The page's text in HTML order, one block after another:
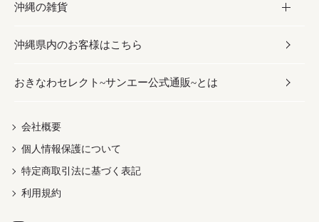
乾物／粉類
しょうゆ
みそ
だし／スパイス／島唐辛子
伝統菓子
スナック
おつまみ
紅芋
ビール・チューハイ
ワイン・ウィスキー・カクテル
ドリンク
茶葉
スキンケア
ボディケア
ヘアケア
UVケア
かりゆしウェア
メンズ
レディース
沖縄の雑貨
雑貨
沖縄ファッション
伝統工芸品
沖縄県内のお客様はこちら
おきなわセレクト~サンエー公式通販~とは
会社概要
個人情報保護について
特定商取引法に基づく表記
利用規約